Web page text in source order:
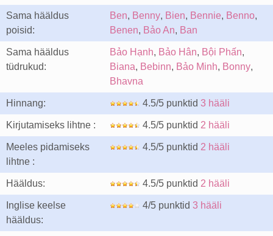
Sama hääldus
poisid:
Ben, Benny, Bien, Bennie, Benno,
Benen, Bảo An, Ban
Sama hääldus
tüdrukud:
Bảo Hạnh, Bảo Hân, Bội Phấn,
Biana, Bebinn, Bảo Minh, Bonny,
Bhavna
Hinnang: 4.5/5 punktid 3 hääli
Kirjutamiseks lihtne : 4.5/5 punktid 2 hääli
Meeles pidamiseks
lihtne :
4.5/5 punktid 2 hääli
Hääldus: 4.5/5 punktid 2 hääli
Inglise keelse
hääldus:
4/5 punktid 3 hääli